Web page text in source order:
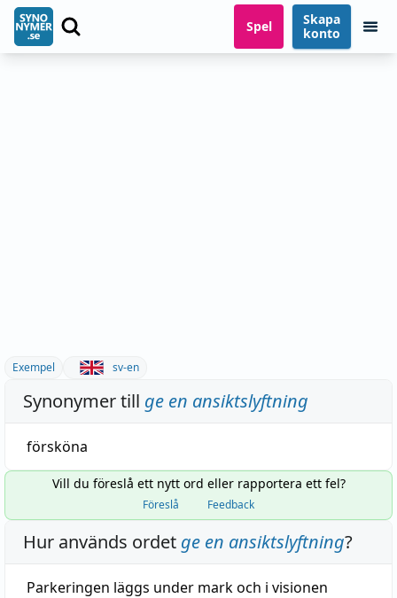
Spel
Skapa
konto
Exempel sv-en
Synonymer till ge en ansiktslyftning
försköna
Vill du föreslå ett nytt ord eller rapportera ett fel?
Föreslå Feedback
Hur används ordet ge en ansiktslyftning?
Parkeringen läggs under mark och i visionen